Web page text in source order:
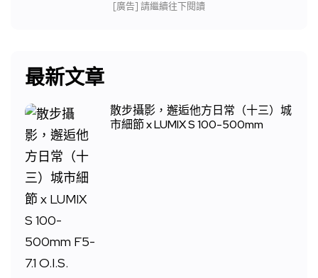
[廣告] 請繼續往下閱讀
最新文章
散步攝影，邂逅他方日常（十三）城
市細節 x LUMIX S 100-500mm